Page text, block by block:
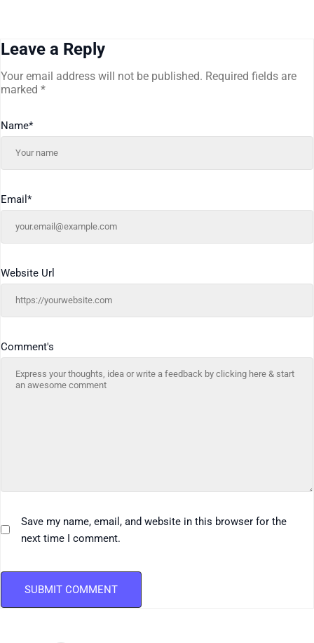
Leave a Reply
Your email address will not be published. Required fields are
marked *
Comment's
Name*
Email *
Website Url
Save my name, email, and website in this browser for the
next time I comment.